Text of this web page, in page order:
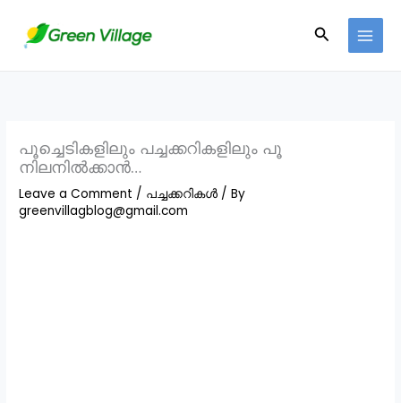
Search
പൂച്ചെടികളിലും പച്ചക്കറികളിലും പൂ
നിലനിൽക്കാൻ…
Leave a Comment / പച്ചക്കറികൾ / By
greenvillagblog@gmail.com